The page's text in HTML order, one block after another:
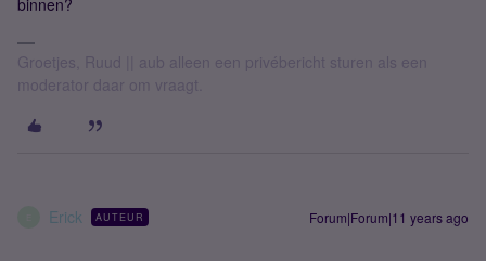
binnen?
Groetjes, Ruud || aub alleen een privébericht sturen als een
moderator daar om vraagt.
Erick AUTEUR Forum|Forum|11 years ago